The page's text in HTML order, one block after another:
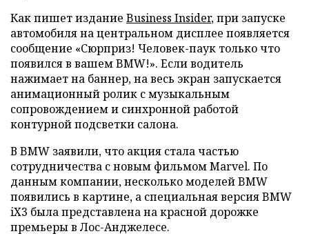
Как пишет издание Business Insider, при запуске
автомобиля на центральном дисплее появляется
сообщение «Сюрприз! Человек-паук только что
появился в вашем BMW!». Если водитель
нажимает на баннер, на весь экран запускается
анимационный ролик с музыкальным
сопровождением и синхронной работой
контурной подсветки салона.
В BMW заявили, что акция стала частью
сотрудничества с новым фильмом Marvel. По
данным компании, несколько моделей BMW
появились в картине, а специальная версия BMW
iX3 была представлена на красной дорожке
премьеры в Лос-Анджелесе.